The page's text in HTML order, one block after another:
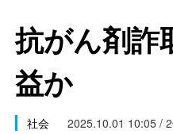
国際
社会
文化
抗がん剤詐
益か
社会 2025.10.01 10:05 /